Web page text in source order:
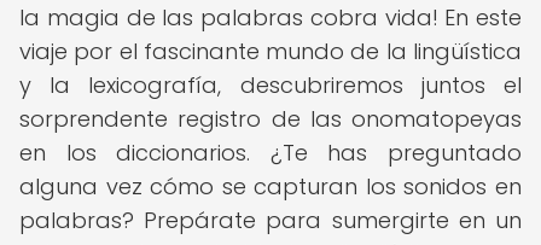
la magia de las palabras cobra vida! En este
viaje por el fascinante mundo de la lingüística
y la lexicografía, descubriremos juntos el
sorprendente registro de las onomatopeyas
en los diccionarios. ¿Te has preguntado
alguna vez cómo se capturan los sonidos en
palabras? Prepárate para sumergirte en un